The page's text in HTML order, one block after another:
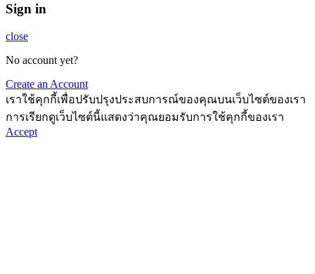
Sign in
close
No account yet?
Create an Account
เราใช้คุกกี้เพื่อปรับปรุงประสบการณ์ของคุณบนเว็บไซต์ของเรา
การเรียกดูเว็บไซต์นี้แสดงว่าคุณยอมรับการใช้คุกกี้ของเรา
Accept